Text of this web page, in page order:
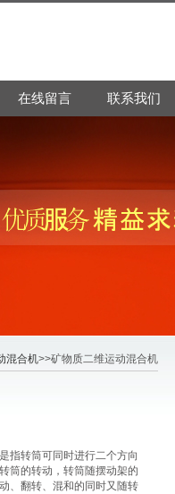
在线留言 联系我们
混合机>>矿物质二维运动混合机
指转筒可同时进行二个方向
筒的转动，转筒随摆动架的
、翻转、混和的同时又随转